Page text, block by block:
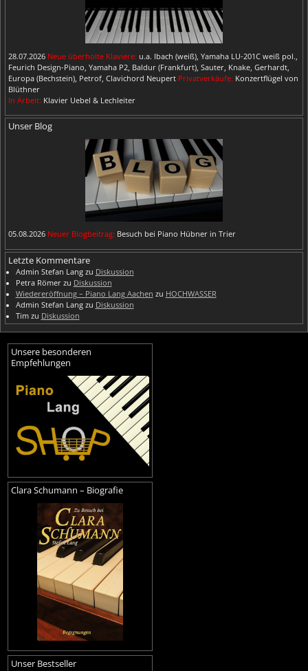
28.07.2026 Neue überholte Klaviere: u.a. Ibach (weiß), Yamaha LU-201C weiß pol.,
Feurich Design-Piano, Yamaha P2, Baldur (Frankfurt), Sauter, Knake, Gerhardt,
Europa (Bechstein), Petrof, Clavichord Neupert Privatverkäufe: Konzertflügel von
Blüthner
In Arbeit: Klavier Uebel & Lechleiter
Unser Blog
05.08.2026 Neuer Blogbeitrag: Besuch bei Piano Hübner in Trier
Letzte Kommentare
Admin Stefan Langzu Diskussion
Petra Römerzu Diskussion
Wiedereröffnung – Piano Lang Aachen zu HOCHWASSER
Admin Stefan Langzu Diskussion
Timzu Diskussion
Unsere besonderen
Empfehlungen
Clara Schumann – Biografie
Unser Bestseller